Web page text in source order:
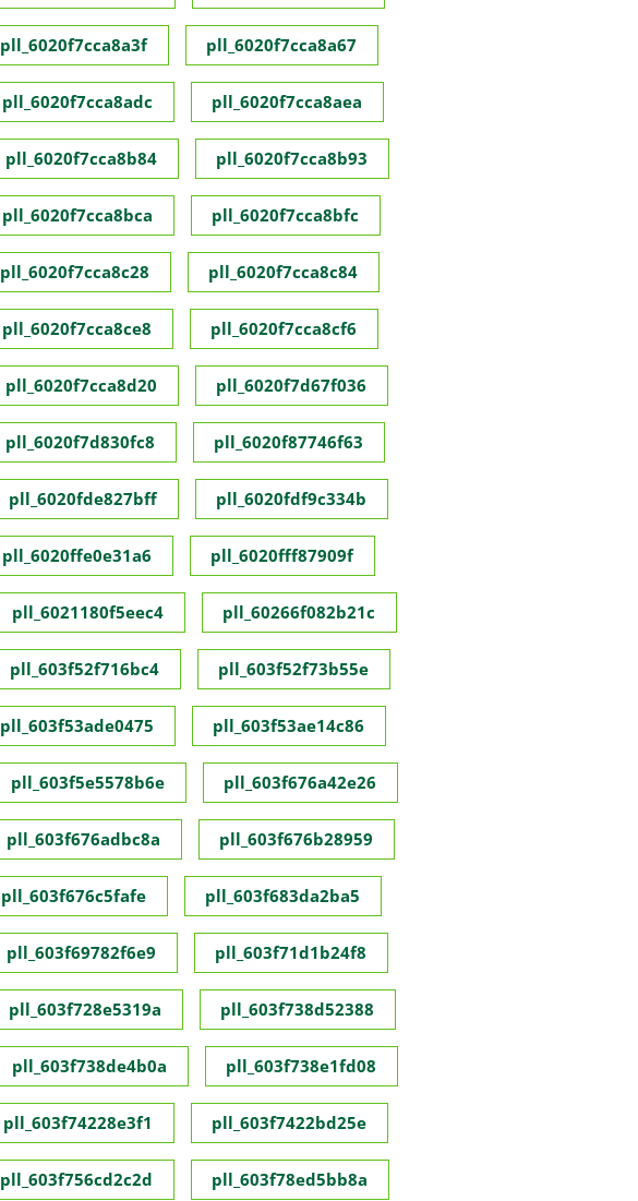
pll_6020f7cca8a3f pll_6020f7cca8a67
pll_6020f7cca8adc pll_6020f7cca8aea
pll_6020f7cca8b84 pll_6020f7cca8b93
pll_6020f7cca8bca pll_6020f7cca8bfc
pll_6020f7cca8c28 pll_6020f7cca8c84
pll_6020f7cca8ce8 pll_6020f7cca8cf6
pll_6020f7cca8d20 pll_6020f7d67f036
pll_6020f7d830fc8 pll_6020f87746f63
pll_6020fde827bff pll_6020fdf9c334b
pll_6020ffe0e31a6 pll_6020fff87909f
pll_6021180f5eec4 pll_60266f082b21c
pll_603f52f716bc4 pll_603f52f73b55e
pll_603f53ade0475 pll_603f53ae14c86
pll_603f5e5578b6e pll_603f676a42e26
pll_603f676adbc8a pll_603f676b28959
pll_603f676c5fafe pll_603f683da2ba5
pll_603f69782f6e9 pll_603f71d1b24f8
pll_603f728e5319a pll_603f738d52388
pll_603f738de4b0a pll_603f738e1fd08
pll_603f74228e3f1 pll_603f7422bd25e
pll_603f756cd2c2d pll_603f78ed5bb8a